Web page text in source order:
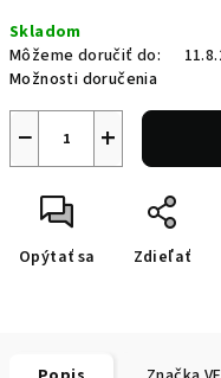
cena:
Skladom
Môžeme doručiť do:
Možnosti doručenia
+
−
Opýtať sa Zdieľať